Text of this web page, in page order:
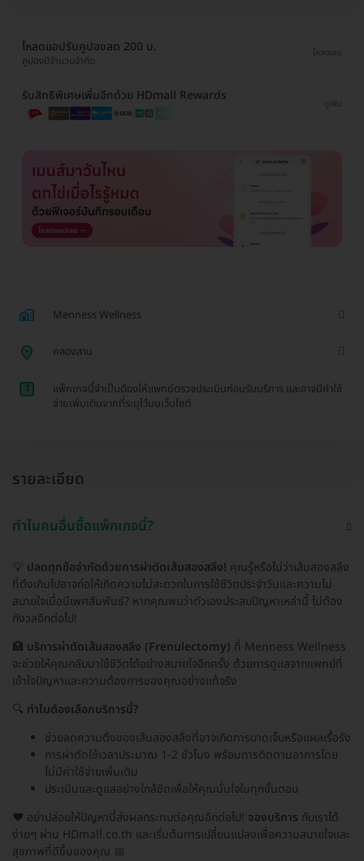
โหลดแอปรับคูปองลด 200 บ.
คูปองมีจำนวนจำกัด
โหลดเลย
รับสิทธิพิเศษเพิ่มอีกด้วย HDmall Rewards
ดูเพิ่ม
Menness Wellness
คลองสาน
1
แพ็กเกจนี้จำเป็นต้องให้แพทย์ตรวจประเมินก่อนรับบริการ และอาจมีค่าใช้
จ่ายเพิ่มเติมจากที่ระบุไว้บนเว็บไซต์
รายละเอียด
ทำไมคนอื่นซื้อแพ็กเกจนี้?
💡 ปลดทุกข้อจำกัดด้วยการผ่าตัดเส้นสองสลึง! คุณรู้หรือไม่ว่าเส้นสองสลึง
ที่ตึงเกินไปอาจก่อให้เกิดความไม่สะดวกในการใช้ชีวิตประจำวันและความไม่
สบายใจเมื่อมีเพศสัมพันธ์? หากคุณพบว่าตัวเองประสบปัญหาเหล่านี้ ไม่ต้อง
กังวลอีกต่อไป!
🏥 บริการผ่าตัดเส้นสองสลึง (Frenulectomy) ที่ Menness Wellness
จะช่วยให้คุณกลับมาใช้ชีวิตได้อย่างสบายใจอีกครั้ง ด้วยการดูแลจากแพทย์ที่
เข้าใจปัญหาและความต้องการของคุณอย่างแท้จริง
🔍 ทำไมต้องเลือกบริการนี้?
ช่วยลดความตึงของเส้นสองสลึงที่อาจเกิดการบาดเจ็บหรือแผลเรื้อรัง
การผ่าตัดใช้เวลาประมาณ 1-2 ชั่วโมง พร้อมการติดตามอาการโดย
ไม่มีค่าใช้จ่ายเพิ่มเติม
ประเมินและดูแลอย่างใกล้ชิดเพื่อให้คุณมั่นใจในทุกขั้นตอน
❤️ อย่าปล่อยให้ปัญหานี้ส่งผลกระทบต่อคุณอีกต่อไป! จองบริการ กับเราได้
ง่ายๆ ผ่าน HDmall.co.th และเริ่มต้นการเปลี่ยนแปลงเพื่อความสบายใจและ
สุขภาพที่ดีขึ้นของคุณ 📅